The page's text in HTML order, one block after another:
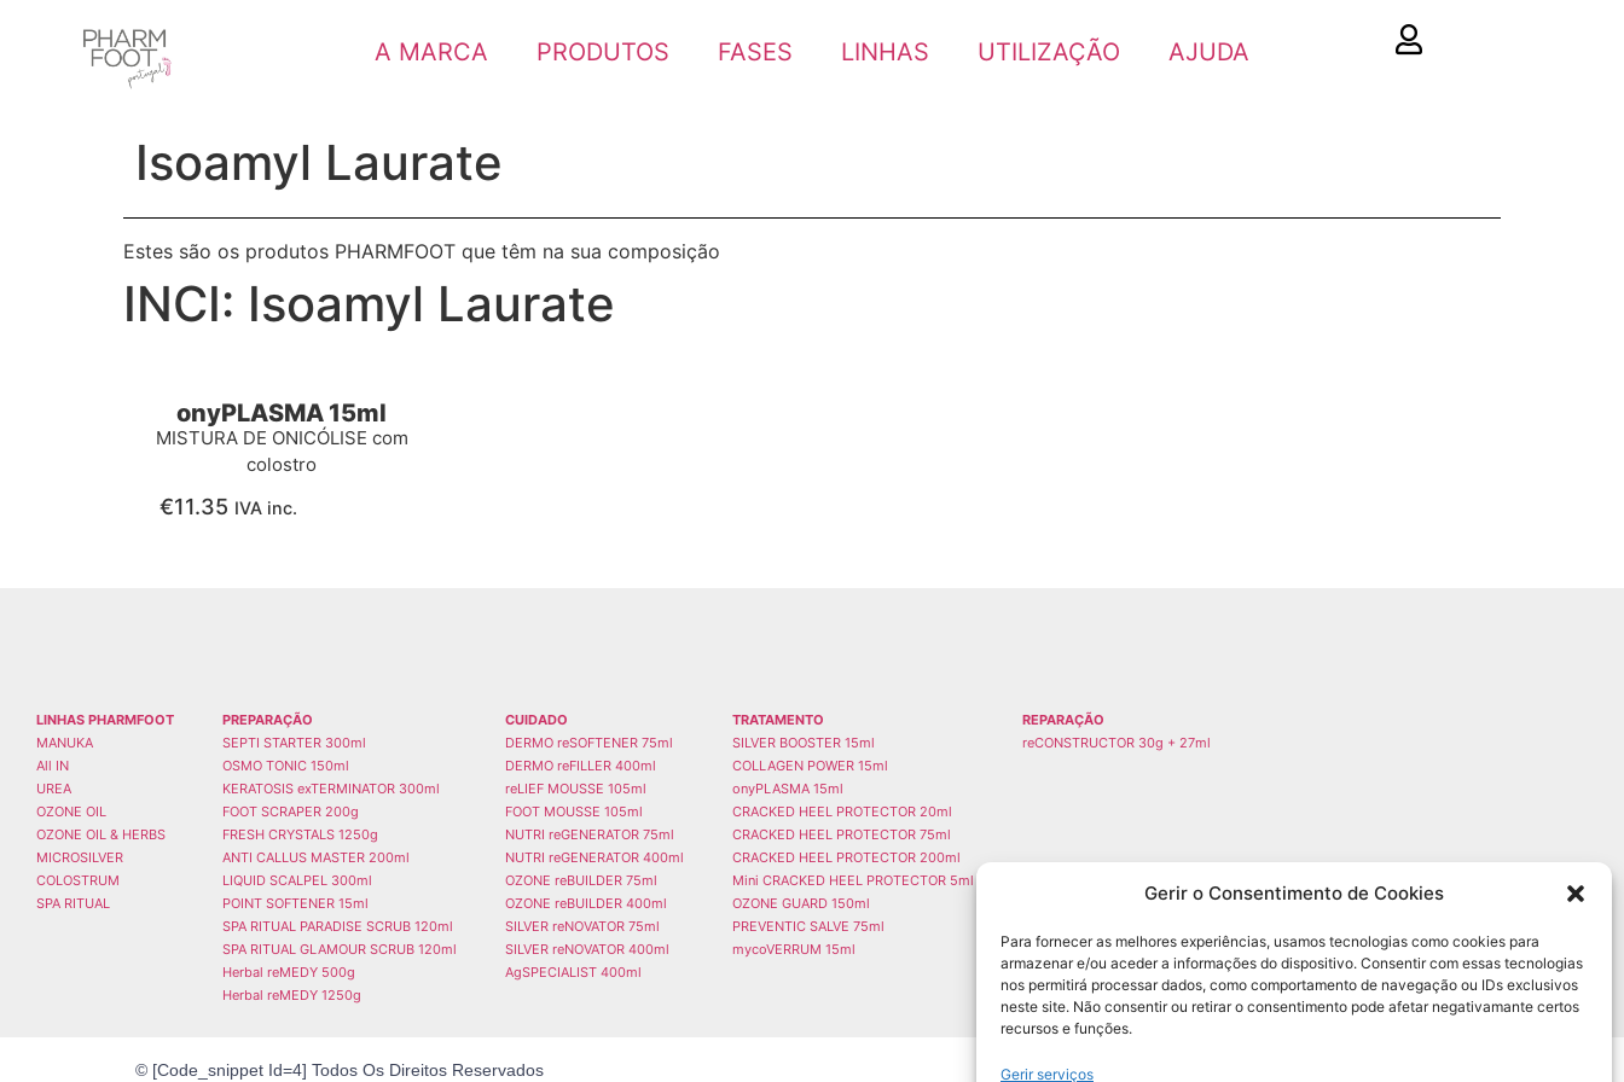
Gerir o Consentimento de Cookies
Para fornecer as melhores experiências, usamos tecnologias como cookies para
armazenar e/ou aceder a informações do dispositivo. Consentir com essas tecnologias
nos permitirá processar dados, como comportamento de navegação ou IDs exclusivos
neste site. Não consentir ou retirar o consentimento pode afetar negativamante certos
recursos e funções.
Gerir serviços
A MARCA PRODUTOS FASES LINHAS UTILIZAÇÃO AJUDA
Isoamyl Laurate
Estes são os produtos PHARMFOOT que têm na sua composição
INCI: Isoamyl Laurate
onyPLASMA 15ml
MISTURA DE ONICÓLISE com
colostro
€11.35 IVA inc.
LINHAS PHARMFOOT
MANUKA
All IN
UREA
OZONE OIL
OZONE OIL & HERBS
MICROSILVER
COLOSTRUM
SPA RITUAL
PREPARAÇÃO
SEPTI STARTER 300ml
OSMO TONIC 150ml
KERATOSIS exTERMINATOR 300ml
FOOT SCRAPER 200g
FRESH CRYSTALS 1250g
ANTI CALLUS MASTER 200ml
LIQUID SCALPEL 300ml
POINT SOFTENER 15ml
SPA RITUAL PARADISE SCRUB 120ml
SPA RITUAL GLAMOUR SCRUB 120ml
Herbal reMEDY 500g
Herbal reMEDY 1250g
CUIDADO
DERMO reSOFTENER 75ml
DERMO reFILLER 400ml
reLIEF MOUSSE 105ml
FOOT MOUSSE 105ml
NUTRI reGENERATOR 75ml
NUTRI reGENERATOR 400ml
OZONE reBUILDER 75ml
OZONE reBUILDER 400ml
SILVER reNOVATOR 75ml
SILVER reNOVATOR 400ml
AgSPECIALIST 400ml
TRATAMENTO
SILVER BOOSTER 15ml
COLLAGEN POWER 15ml
onyPLASMA 15ml
CRACKED HEEL PROTECTOR 20ml
CRACKED HEEL PROTECTOR 75ml
CRACKED HEEL PROTECTOR 200ml
Mini CRACKED HEEL PROTECTOR 5ml
OZONE GUARD 150ml
PREVENTIC SALVE 75ml
mycoVERRUM 15ml
REPARAÇÃO
reCONSTRUCTOR 30g + 27ml
© [code_snippet Id=4] Todos Os Direitos Reservados